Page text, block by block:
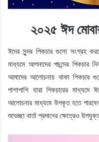
২০২৫ ঈদ
ঈদের সুন্দর পিকচার গুলো সংগ্রহ
মাধ্যমে আপনাদের পছন্দের পিকচার
আমাদের আলোচনায় থাকা পিকচার
পাশাপাশি যারা পিকচারের
আলোচনার মাধ্যমে উপকৃত হতে
শুভেচ্ছা বার্তা প্রদানের ক্ষেত্রেও